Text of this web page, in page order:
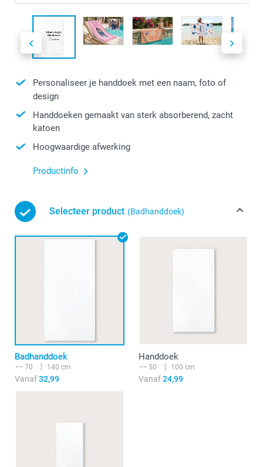
Personaliseer je handdoek met een naam, foto of
design
Handdoeken gemaakt van sterk absorberend, zacht
katoen
Hoogwaardige afwerking
Productinfo
Selecteer product (Badhanddoek)
Badhanddoek
70 140 cm
Vanaf32,99
Handdoek
50 100 cm
Vanaf24,99